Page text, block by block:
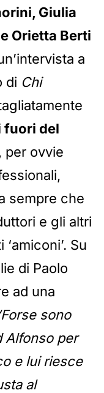
Giulia
Orietta Berti
a
di Chi
fuori del
per ovvie
sempre che
e gli altri
Su
di Paolo
ad una
sono
Alfonso per
e lui riesce
al